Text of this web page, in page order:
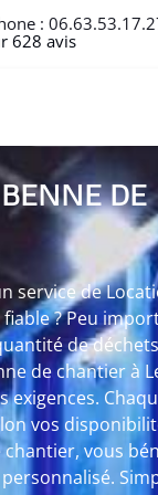
:
628 avis
DE
service de
? Peu
de
de chantier à
exigences.
vos
vous